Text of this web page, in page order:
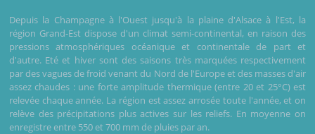
Depuis la Champagne à l'Ouest jusqu'à la plaine d'Alsace à l'Est, la
région Grand-Est dispose d'un climat semi-continental, en raison des
pressions atmosphériques océanique et continentale de part et
d'autre. Eté et hiver sont des saisons très marquées respectivement
par des vagues de froid venant du Nord de l'Europe et des masses d'air
assez chaudes : une forte amplitude thermique (entre 20 et 25°C) est
relevée chaque année. La région est assez arrosée toute l'année, et on
relève des précipitations plus actives sur les reliefs. En moyenne on
enregistre entre 550 et 700 mm de pluies par an.